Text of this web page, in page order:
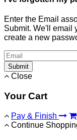
Enter the Email
Submit. We'll email
create a new
Submit
Close
Your Cart
Pay & Finish
Continue